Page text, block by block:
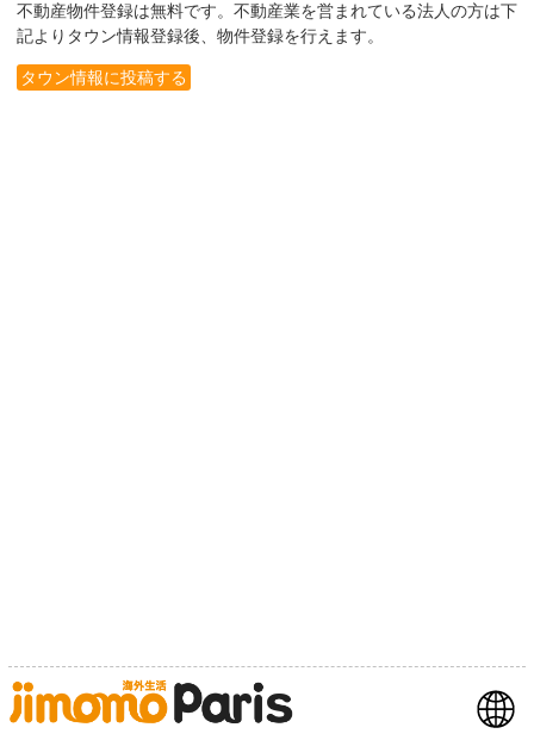
不動産物件登録は無料です。不動産業を営まれている法人の方は下
記よりタウン情報登録後、物件登録を行えます。
タウン情報に投稿する